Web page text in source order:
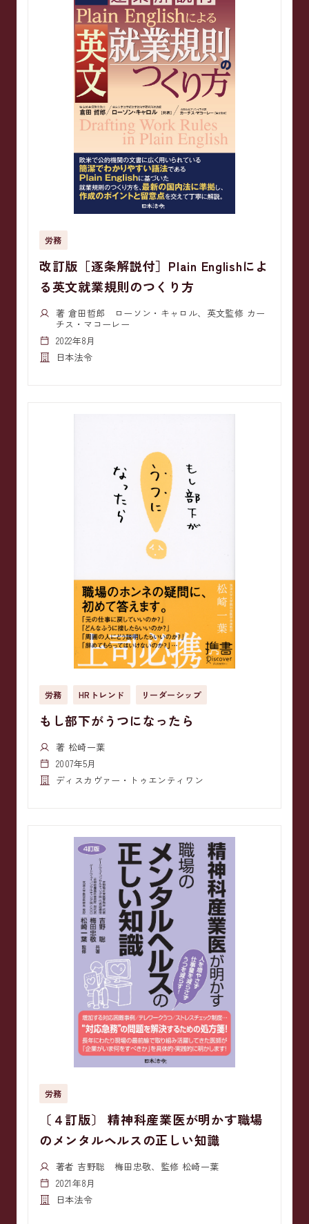
労務
改訂版［逐条解説付］Plain Englishによ
る英文就業規則のつくり方
著 倉田哲郎 ローソン・キャロル、英文監修 カー
チス・マコーレー
2022年8月
日本法令
労務 HRトレンド リーダーシップ
もし部下がうつになったら
著 松崎一葉
2007年5月
ディスカヴァー・トゥエンティワン
労務
〔４訂版〕 精神科産業医が明かす職場
のメンタルヘルスの正しい知識
著者 吉野聡 梅田忠敬、監修 松崎一葉
2021年8月
日本法令